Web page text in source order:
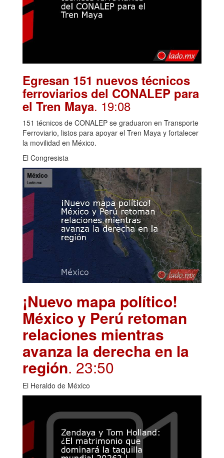
Egresan 151 nuevos técnicos
ferroviarios del CONALEP para
el Tren Maya. 19:08
151 técnicos de CONALEP se graduaron en Transporte
Ferroviario, listos para apoyar el Tren Maya y fortalecer
la movilidad en México.
El Congresista
¡Nuevo mapa político!
México y Perú retoman
relaciones mientras
avanza la derecha en la
región. 23:50
El Heraldo de México